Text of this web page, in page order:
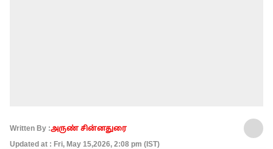
Written By :அருண் சின்னதுரை
Updated at : Fri, May 15,2026, 2:08 pm (IST)